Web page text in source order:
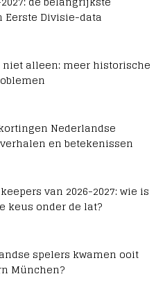
Eerste Divisie-data
niet alleen: meer historische
Nederlandse
en betekenissen
van 2026-2027: wie is
keus onder de lat?
spelers kwamen ooit
München?